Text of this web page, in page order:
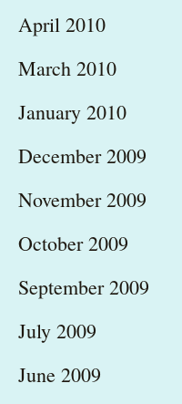
April 2010
March 2010
January 2010
December 2009
November 2009
October 2009
September 2009
July 2009
June 2009